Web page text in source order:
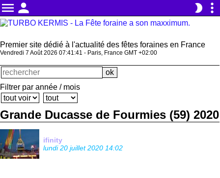
menu person brightness_2 more_vert
Premier site dédié à l'actualité des fêtes foraines en France
Vendredi 7 Août 2026 07:41:43 - Paris, France GMT +02:00
Filtrer par année / mois
Grande Ducasse de Fourmies (59) 2020
ifinity
lundi 20 juillet 2020 14:02